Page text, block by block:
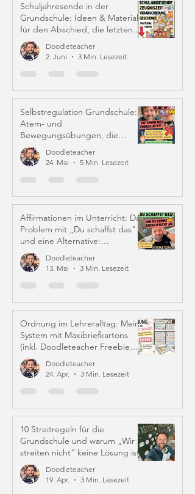
Schuljahresende in der
Grundschule: Ideen & Material
für den Abschied, die letzten
Schulwochen und Zeugniszeit
Doodleteacher
2. Juni
3 Min. Lesezeit
Selbstregulation Grundschule:
Atem- und
Bewegungsübungen, die
wirklich helfenDoodleteacher
24. Mai
5 Min. Lesezeit
Affirmationen im Unterricht: Das
Problem mit „Du schaffst das“
und eine Alternative:
Iffirmationen (!)
Doodleteacher
13. Mai
3 Min. Lesezeit
Ordnung im Lehreralltag: Mein
System mit Maxibriefkartons
(inkl. Doodleteacher Freebie
Labels) Doodleteacher
24. Apr.
3 Min. Lesezeit
10 Streitregeln für die
Grundschule und warum „Wir
streiten nicht“ keine Lösung ist
Doodleteacher
19. Apr.
3 Min. Lesezeit